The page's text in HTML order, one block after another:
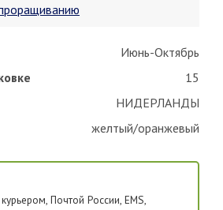
Июнь-Октябрь
15
НИДЕРЛАНДЫ
желтый/оранжевый
Почтой России, EMS,